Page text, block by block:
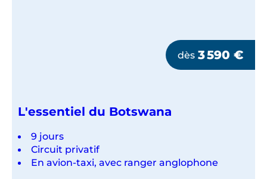
dès 3 590 €
L'essentiel du Botswana
9 jours
Circuit privatif
En avion-taxi, avec ranger anglophone